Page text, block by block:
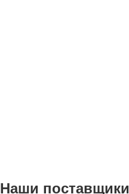
Наши поставщики